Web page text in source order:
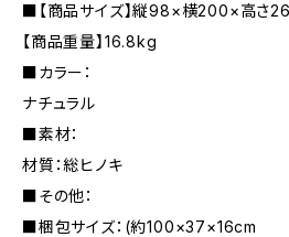
■【商品サイズ】縦98×横200×高さ
【商品重量】16.8kg
■カラー：
ナチュラル
■素材：
材質：総ヒノキ
■その他：
■梱包サイズ：(約100×37×16cm